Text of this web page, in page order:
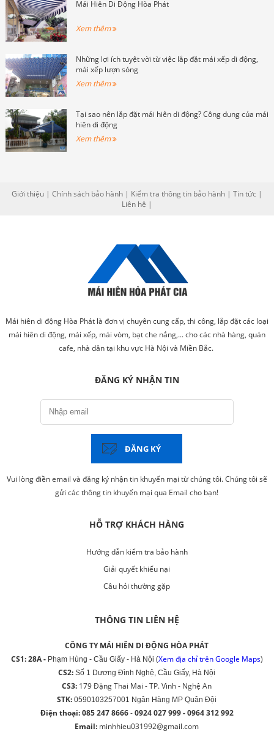
Mái Hiên Di Động Hòa Phát
Xem thêm
Những lợi ích tuyệt vời từ việc lắp đặt mái xếp di động,
mái xếp lượn sóng
Xem thêm
Tại sao nên lắp đặt mái hiên di động? Công dụng của mái
hiên di động
Xem thêm
Giới thiệu| Chính sách bảo hành| Kiểm tra thông tin bảo hành| Tin tức |
Liên hệ |
Mái hiên di động Hòa Phát là đơn vị chuyên cung cấp, thi công, lắp đặt các loại
mái hiên di động, mái xếp, mái vòm, bạt che nắng,... cho các nhà hàng, quán
cafe, nhà dân tại khu vực Hà Nội và Miền Bắc.
ĐĂNG KÝ NHẬN TIN
ĐĂNG KÝ
Vui lòng điền email và đăng ký nhận tin khuyến mại từ chúng tôi. Chúng tôi sẽ
gửi các thông tin khuyến mại qua Email cho bạn!
HỖ TRỢ KHÁCH HÀNG
Hướng dẫn kiểm tra bảo hành
Giải quyết khiếu nại
Câu hỏi thường gặp
THÔNG TIN LIÊN HỆ
CÔNG TY MÁI HIÊN DI ĐỘNG HÒA PHÁT
CS1: 28A - Phạm Hùng - Cầu Giấy - Hà Nội (Xem địa chỉ trên Google Maps)
CS2: Số 1 Dương Đình Nghệ, Cầu Giấy, Hà Nội
CS3: 179 Đặng Thai Mai - TP. Vinh - Nghệ An
STK: 0590103257001‬ Ngân Hàng MP Quân Đội
Điện thoại: 085 247 8666-0924 027 999 - 0964 312 992
Email: minhhieu031992@gmail.com